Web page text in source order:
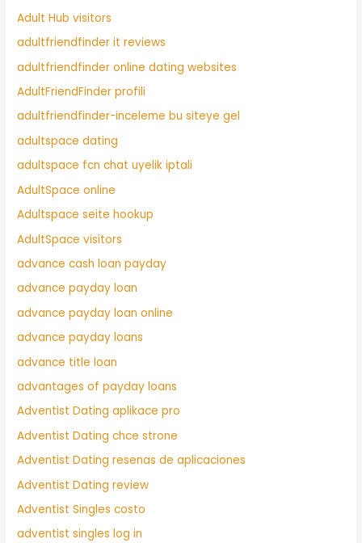
Adult Hub visitors
adultfriendfinder it reviews
adultfriendfinder online dating websites
AdultFriendFinder profili
adultfriendfinder-inceleme bu siteye gel
adultspace dating
adultspace fcn chat uyelik iptali
AdultSpace online
Adultspace seite hookup
AdultSpace visitors
advance cash loan payday
advance payday loan
advance payday loan online
advance payday loans
advance title loan
advantages of payday loans
Adventist Dating aplikace pro
Adventist Dating chce strone
Adventist Dating resenas de aplicaciones
Adventist Dating review
Adventist Singles costo
adventist singles log in